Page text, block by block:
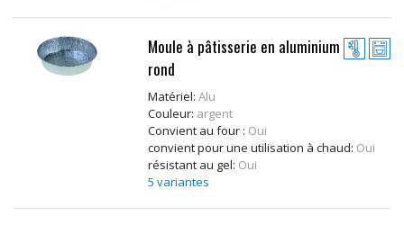
Catalogue
Moule à pâtisserie en aluminium
rond
Matériel:Alu
Couleur: argent
Convient au four : Oui
convient pour une utilisation à chaud: Oui
résistant au gel: Oui
5 variantes